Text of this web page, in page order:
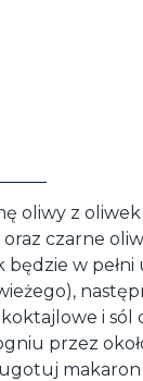
oliwy z
czarne
będzie w
i sól
przez
makaron